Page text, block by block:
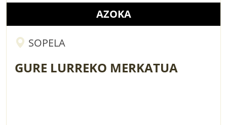
AZOKA
SOPELA
GURE LURREKO MERKATUA